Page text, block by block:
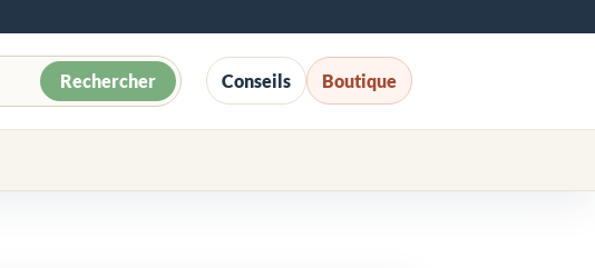
Rechercher Conseils Boutique